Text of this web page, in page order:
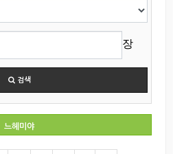
장
검색
느헤미야